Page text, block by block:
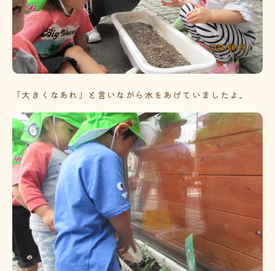
「大きくなあれ」と言いながら水をあげていましたよ。